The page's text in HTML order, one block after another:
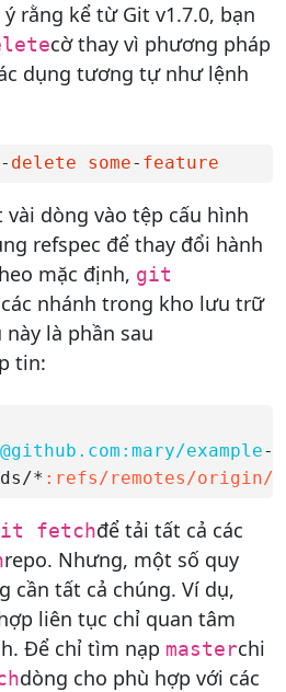
rằng kể từ Git v1.7.0, bạn
cờ thay vì phương pháp
dụng tương tự như lệnh
delete some- feature
dòng vào tệp cấu hình
refspec để thay đổi hành
mặc định, git
các nhánh trong kho lưu trữ
là phần sau
tin:
example-
* :refs/remotes/origin/*
fetchđể tải tất cả các
repo. Nhưng, một số quy
cần tất cả chúng. Ví dụ,
liên tục chỉ quan tâm
Để chỉ tìm nạp masterchi
dòng cho phù hợp với các